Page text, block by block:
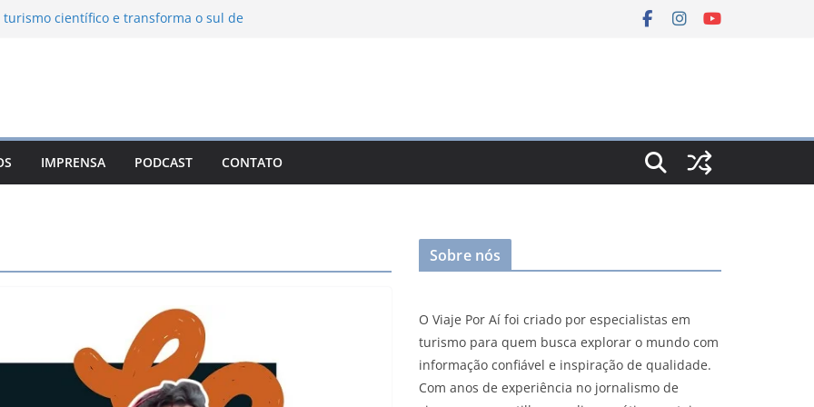
científico e transforma o sul de
do Jordão
León: o Pueblo Mágico com ruas
e turismo à beira da represa
IMPRENSA PODCAST CONTATO
Sobre nós
O Viaje Por Aí foi criado por especialistas em
turismo para quem busca explorar o mundo com
informação confiável e inspiração de qualidade.
Com anos de experiência no jornalismo de